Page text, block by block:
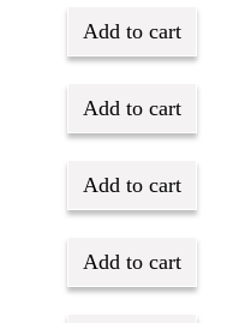
Add to cart
Add to cart
Add to cart
Add to cart